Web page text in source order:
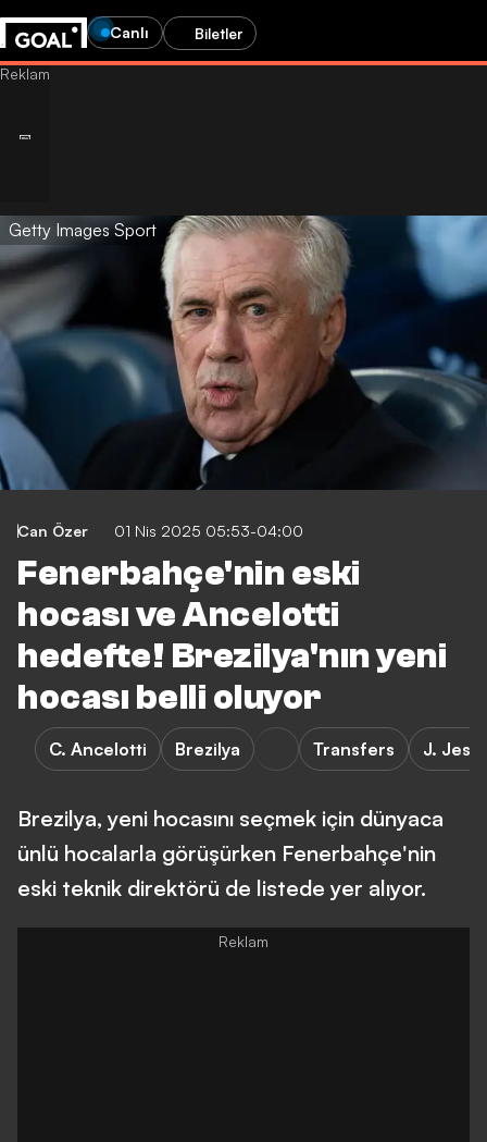
Canlı Biletler
Getty Images Sport
Can Özer 01 Nis 2025 05:53-04:00
Fenerbahçe'nin eski
hocası ve Ancelotti
hedefte! Brezilya'nın yeni
hocası belli oluyor
C. Ancelotti Brezilya Transfers J.
Brezilya, yeni hocasını seçmek için dünyaca
ünlü hocalarla görüşürken Fenerbahçe'nin
eski teknik direktörü de listede yer alıyor.